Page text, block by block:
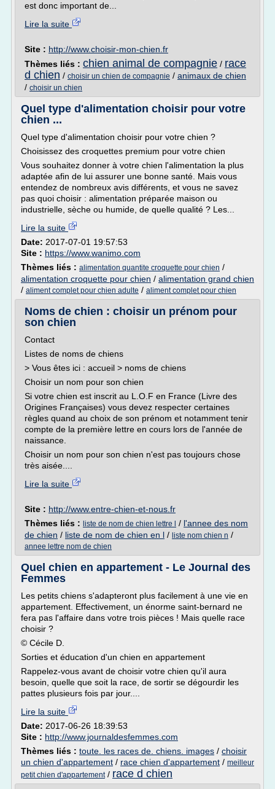
est donc important de...
Lire la suite
Site : http://www.choisir-mon-chien.fr
Thèmes liés : chien animal de compagnie / race
d chien / choisir un chien de compagnie / animaux de chien
/ choisir un chien
Quel type d'alimentation choisir pour votre
chien ...
Quel type d'alimentation choisir pour votre chien ?
Choisissez des croquettes premium pour votre chien
Vous souhaitez donner à votre chien l'alimentation la plus
adaptée afin de lui assurer une bonne santé. Mais vous
entendez de nombreux avis différents, et vous ne savez
pas quoi choisir : alimentation préparée maison ou
industrielle, sèche ou humide, de quelle qualité ? Les...
Lire la suite
Date: 2017-07-01 19:57:53
Site : https://www.wanimo.com
Thèmes liés : alimentation quantite croquette pour chien /
alimentation croquette pour chien / alimentation grand chien
/ aliment complet pour chien adulte / aliment complet pour chien
Noms de chien : choisir un prénom pour
son chien
Contact
Listes de noms de chiens
> Vous êtes ici : accueil > noms de chiens
Choisir un nom pour son chien
Si votre chien est inscrit au L.O.F en France (Livre des
Origines Françaises) vous devez respecter certaines
règles quand au choix de son prénom et notamment tenir
compte de la première lettre en cours lors de l'année de
naissance.
Choisir un nom pour son chien n'est pas toujours chose
très aisée....
Lire la suite
Site : http://www.entre-chien-et-nous.fr
Thèmes liés : liste de nom de chien lettre l / l'annee des nom
de chien / liste de nom de chien en l / liste nom chien n /
annee lettre nom de chien
Quel chien en appartement - Le Journal des
Femmes
Les petits chiens s'adapteront plus facilement à une vie en
appartement. Effectivement, un énorme saint-bernard ne
fera pas l'affaire dans votre trois pièces ! Mais quelle race
choisir ?
© Cécile D.
Sorties et éducation d'un chien en appartement
Rappelez-vous avant de choisir votre chien qu'il aura
besoin, quelle que soit la race, de sortir se dégourdir les
pattes plusieurs fois par jour....
Lire la suite
Date: 2017-06-26 18:39:53
Site : http://www.journaldesfemmes.com
Thèmes liés : toute. les races de. chiens. images / choisir
un chien d'appartement / race chien d'appartement / meilleur
petit chien d'appartement/ race d chien